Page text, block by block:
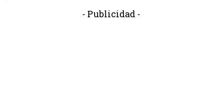
- Publicidad -